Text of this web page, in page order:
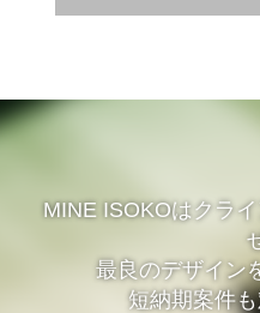
MINE ISOKOはクラ
最良のデザイン
短納期案件も